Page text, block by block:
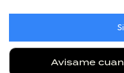
Avisame